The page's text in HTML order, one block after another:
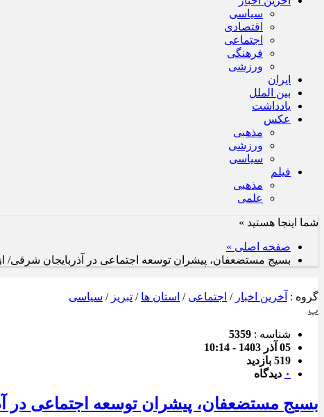
سیاسی
اقتصادی
اجتماعی
فرهنگی
ورزشی
ایران
بین الملل
یادداشت
عکس
مذهبی
ورزشی
سیاسی
فیلم
مذهبی
علمی
شما اینجا هستید »
صفحه اصلی »
بسیج مستضعفان، پیشران توسعه اجتماعی در آذربایجان شرقی/
گروه : آخرین اخبار / اجتماعی / استان ها / تبریز / سیاسی
پ
شناسه : 5359
05 آذر 1403 - 10:14
519 بازدید
۰ دیدگاه
بسیج مستضعفان، پیشران توسعه اجتماعی در